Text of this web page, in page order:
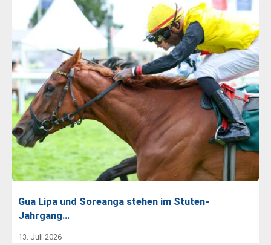
Gua Lipa und Soreanga stehen im Stuten-
Jahrgang…
13. Juli 2026